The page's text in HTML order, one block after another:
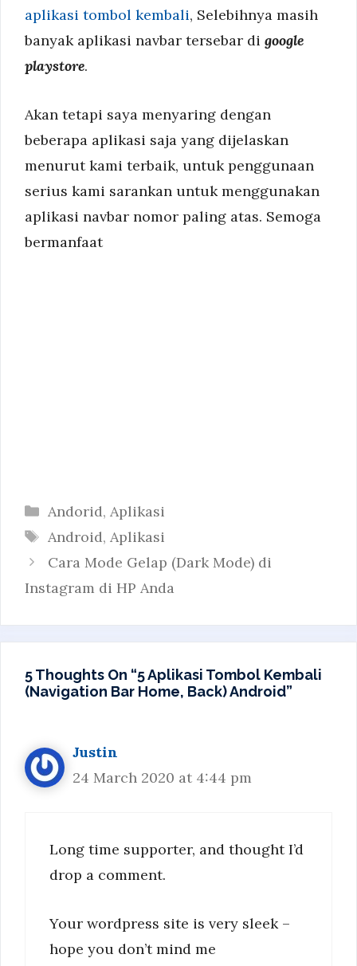
aplikasi tombol kembali, Selebihnya masih
banyak aplikasi navbar tersebar di google
playstore.
Akan tetapi saya menyaring dengan
beberapa aplikasi saja yang dijelaskan
menurut kami terbaik, untuk penggunaan
serius kami sarankan untuk menggunakan
aplikasi navbar nomor paling atas. Semoga
bermanfaat
Categories
Andorid, Aplikasi
Tags
Android, Aplikasi
Cara Mode Gelap (Dark Mode) di
Instagram di HP Anda
5 Thoughts On “5 Aplikasi Tombol Kembali
(Navigation Bar Home, Back) Android”
Justin
24 March 2020 at 4:44 pm
Long time supporter, and thought I’d
drop a comment.
Your wordpress site is very sleek –
hope you don’t mind me